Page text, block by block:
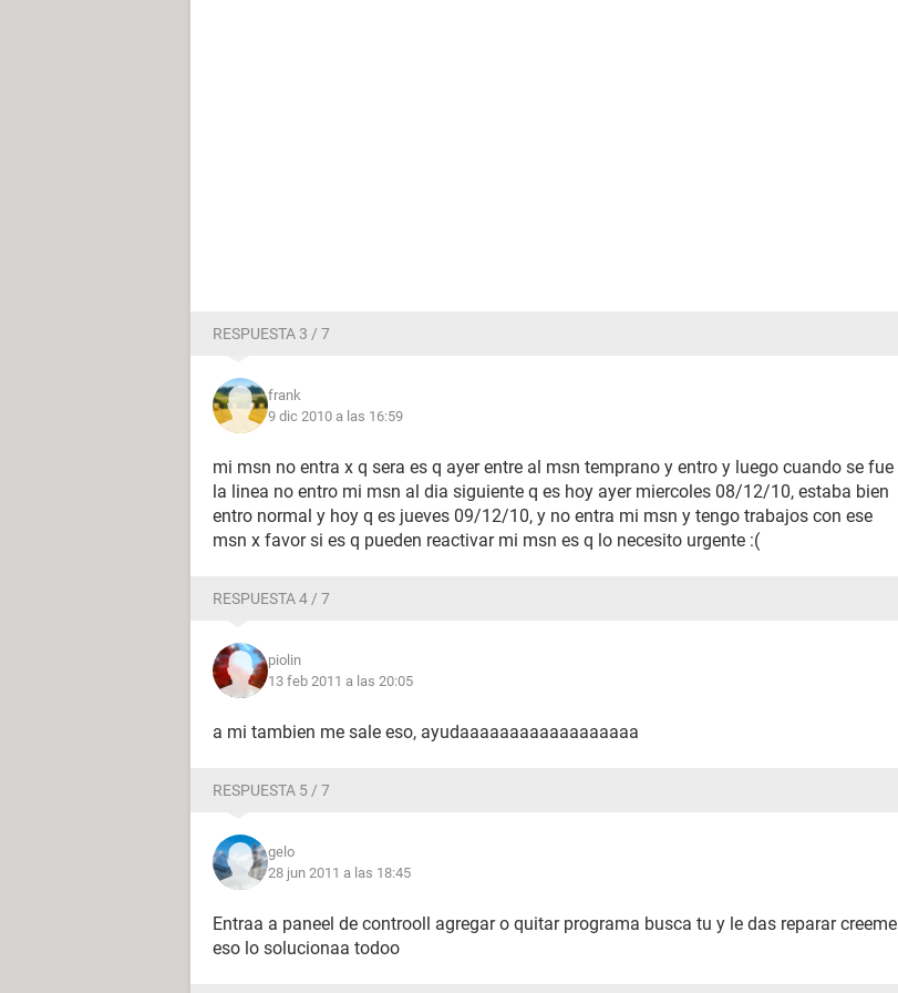
RESPUESTA 3 / 7
frank
9 dic 2010 a las 16:59
mi msn no entra x q sera es q ayer entre al msn temprano y entro y luego cuando se fue
la linea no entro mi msn al dia siguiente q es hoy ayer miercoles 08/12/10, estaba bien
entro normal y hoy q es jueves 09/12/10, y no entra mi msn y tengo trabajos con ese
msn x favor si es q pueden reactivar mi msn es q lo necesito urgente :(
RESPUESTA 4 / 7
piolin
13 feb 2011 a las 20:05
a mi tambien me sale eso, ayudaaaaaaaaaaaaaaaaaa
RESPUESTA 5 / 7
gelo
28 jun 2011 a las 18:45
Entraa a paneel de controoll agregar o quitar programa busca tu y le das reparar creeme
eso lo solucionaa todoo